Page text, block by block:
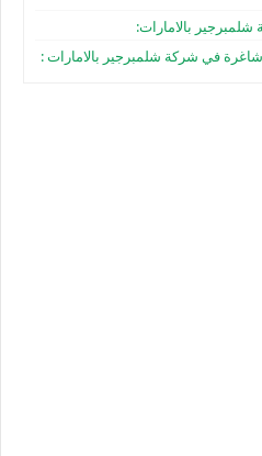
بالامارات:
في شركة شلمبرجير بالامارات :